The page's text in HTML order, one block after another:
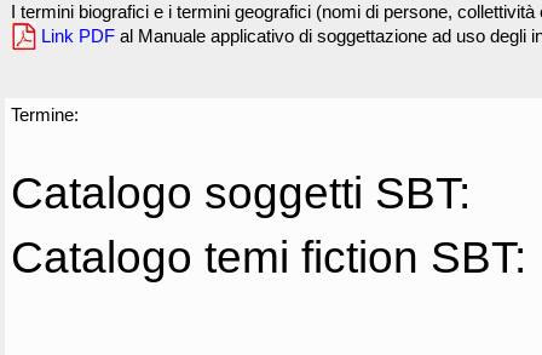
I termini biografici e i termini geografici (nomi di persone,
Link PDF al Manuale applicativo di soggettazione ad uso degli
Termine:
Catalogo soggetti SBT:
Catalogo temi fiction SBT: